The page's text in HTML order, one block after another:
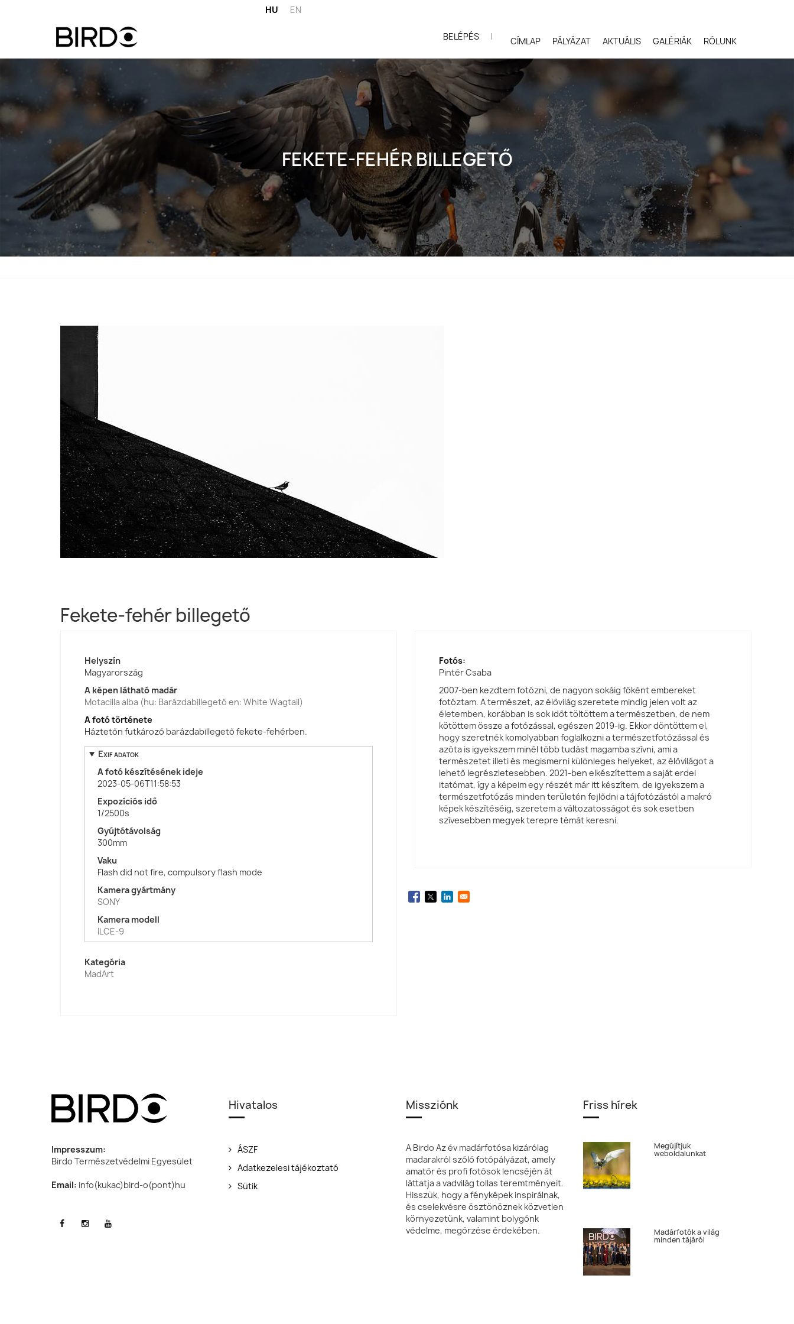
HU EN
CÍMLAP PÁLYÁZAT
Robert Gloeckner,
Egyesült Államok
Svetlana Ivanenko,
Oroszország
Terje Kolaas, Norvégia
Lóki Csaba,
Potyó Imre,
AKTUÁLIS GALÉRIÁK RÓLUNK
fiók
menüje
BELÉPÉS |
FEKETE-FEHÉR BILLEGETŐ
Fekete-fehér billegető
Helyszín
Magyarország
A képen látható madár
Motacilla alba (hu: Barázdabillegető en: White Wagtail)
A fotó története
Háztetőn futkározó barázdabillegető fekete-fehérben.
Exif adatok
A fotó készítésének ideje
2023-05-06T11:58:53
Expozíciós idő
1/2500s
Gyújtótávolság
300mm
Vaku
Flash did not fire, compulsory flash mode
Kamera gyártmány
SONY
Kamera modell
ILCE-9
Kategória
MadArt
Fotós:
Pintér Csaba
2007-ben kezdtem fotózni, de nagyon sokáig főként embereket
fotóztam. A természet, az élővilág szeretete mindig jelen volt az
életemben, korábban is sok időt töltöttem a természetben, de nem
kötöttem össze a fotózással, egészen 2019-ig. Ekkor döntöttem el,
hogy szeretnék komolyabban foglalkozni a természetfotózással és
azóta is igyekszem minél több tudást magamba szívni, ami a
természetet illeti és megismerni különleges helyeket, az élővilágot a
lehető legrészletesebben. 2021-ben elkészítettem a saját erdei
itatómat, így a képeim egy részét már itt készítem, de igyekszem a
természetfotózás minden területén fejlődni a tájfotózástól a makró
képek készítéséig, szeretem a változatosságot és sok esetben
szívesebben megyek terepre témát keresni.
Impresszum:
Birdo Természetvédelmi Egyesület
Email: info(kukac)bird-o(pont)hu
Hivatalos
ÁSZF
Adatkezelesi tájékoztató
Sütik
Missziónk
A Birdo Az év madárfotósa kizárólag
madarakról szóló fotópályázat, amely
amatőr és profi fotósok lencséjén át
láttatja a vadvilág tollas teremtményeit.
Hisszük, hogy a fényképek inspirálnak,
és cselekvésre ösztönöznek közvetlen
környezetünk, valamint bolygónk
védelme, megőrzése érdekében.
Friss hírek
Megújítjuk
weboldalunkat
Madárfotók a világ
minden tájáról